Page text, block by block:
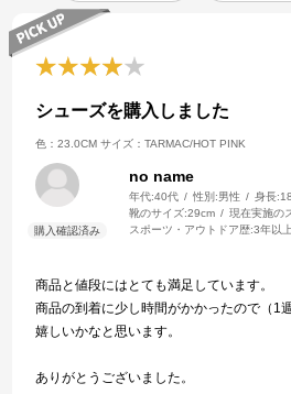
シューズを購入しました
色：23.0CM サイズ：TARMAC/HOT PINK
no name
年代:40代 性別:男性 身長:
靴のサイズ:29cm 現在実施の
スポーツ・アウトドア歴:3年以上
商品と値段にはとても満足しています。
商品の到着に少し時間がかかったので（1
嬉しいかなと思います。
ありがとうございました。